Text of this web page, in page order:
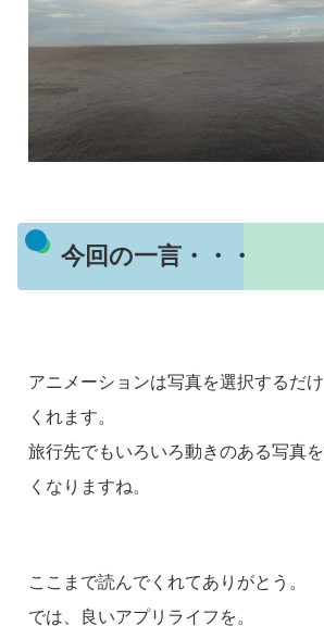
今回の一言・・・
アニメーションは写真を選択するだ
くれます。
旅行先でもいろいろ動きのある写真
くなりますね。
ここまで読んでくれてありがとう。
では、良いアプリライフを。